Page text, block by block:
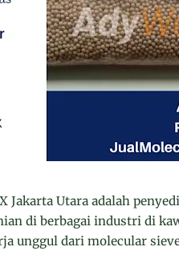
Utara adalah
di berbagai industri di
unggul dari molecular